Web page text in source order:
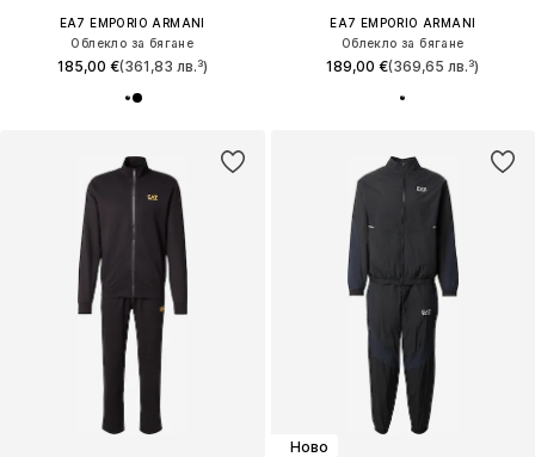
EA7 EMPORIO ARMANI
Облекло за бягане
185,00 €(361,83 лв.³)
EA7 EMPORIO ARMANI
Облекло за бягане
189,00 €(369,65 лв.³)
Ново